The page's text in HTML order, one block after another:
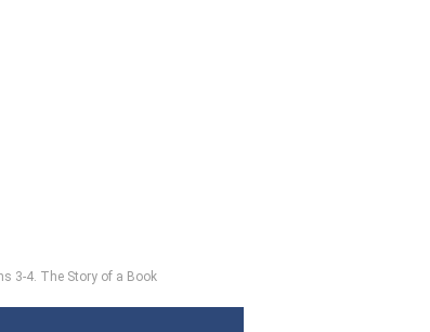
3-4. The Story of a Book